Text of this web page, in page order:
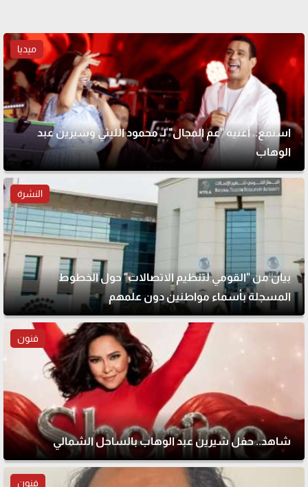
ميديا
استمع.. أغنية "عم المجال" لـ محمود الليثي وشيرين عبد
الوهاب
النشرة
بيان من "القومي لتنظيم الاتصالات" حول الخطوط
المسجلة بأسماء مواطنين دون علمهم
فنون
شاهد.. حفل شيرين عبد الوهاب بالساحل الشمالي
فنون